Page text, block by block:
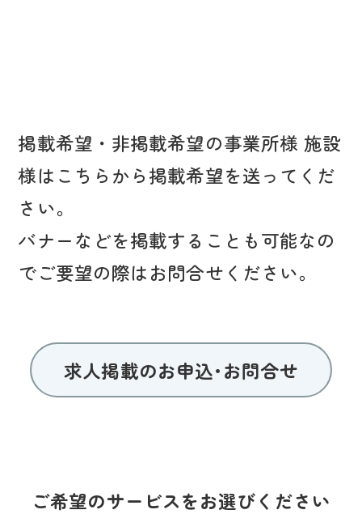
掲載希望・非掲載希望の事業所様 施設
様はこちらから掲載希望を送ってくだ
さい。
バナーなどを掲載することも可能なの
でご要望の際はお問合せください。
求人掲載のお申込･お問合せ
ご希望のサービスをお選びください